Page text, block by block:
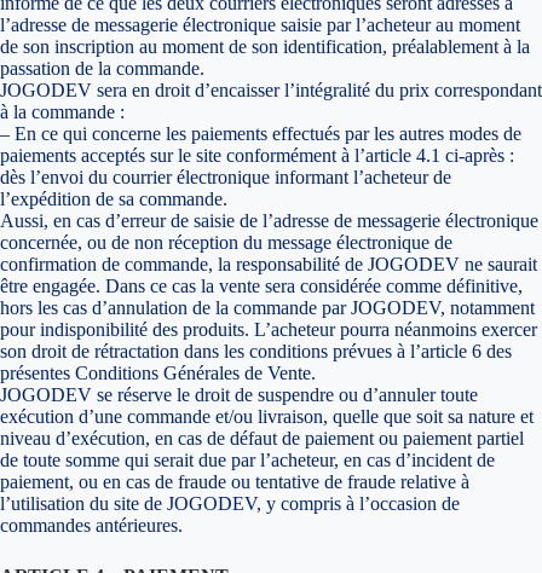
l’adresse de messagerie électronique saisie par l’acheteur au moment
de son inscription au moment de son identification, préalablement à la
passation de la commande.
JOGODEV sera en droit d’encaisser l’intégralité du prix correspondant
à la commande :
– En ce qui concerne les paiements effectués par les autres modes de
paiements acceptés sur le site conformément à l’article 4.1 ci-après :
dès l’envoi du courrier électronique informant l’acheteur de
l’expédition de sa commande.
Aussi, en cas d’erreur de saisie de l’adresse de messagerie électronique
concernée, ou de non réception du message électronique de
confirmation de commande, la responsabilité de JOGODEV ne saurait
être engagée. Dans ce cas la vente sera considérée comme définitive,
hors les cas d’annulation de la commande par JOGODEV, notamment
pour indisponibilité des produits. L’acheteur pourra néanmoins exercer
son droit de rétractation dans les conditions prévues à l’article 6 des
présentes Conditions Générales de Vente.
JOGODEV se réserve le droit de suspendre ou d’annuler toute
exécution d’une commande et/ou livraison, quelle que soit sa nature et
niveau d’exécution, en cas de défaut de paiement ou paiement partiel
de toute somme qui serait due par l’acheteur, en cas d’incident de
paiement, ou en cas de fraude ou tentative de fraude relative à
l’utilisation du site de JOGODEV, y compris à l’occasion de
commandes antérieures.